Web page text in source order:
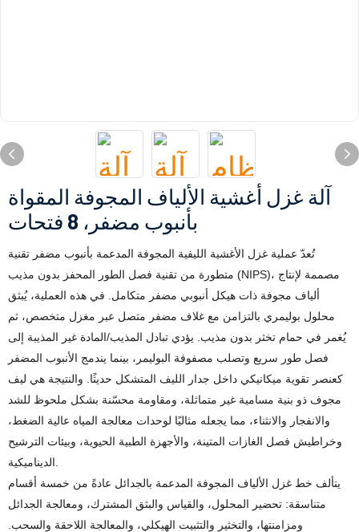
آلة غزل أغشية الألياف المجوفة المقواة
بأنبوب مضفر، 8 فتحات
تُعدّ عملية غزل الأغشية الليفية المجوفة المدعمة بأنبوب مضفر تقنية
متطورة من تقنية فصل الطور المحفز بدون مذيب (NIPS)، مصممة لإنتاج
ألياف مجوفة ذات هيكل أنبوبي مضفر متكامل. في هذه العملية، يُبثق
محلول بوليمري بالتزامن مع غلاف مضفر متصل عبر مغزل متخصص، ثم
يُغمر في حمام تخثر بدون مذيب. يؤدي تبادل المذيب/المادة غير المذيبة إلى
فصل طور سريع وتصلب مصفوفة البوليمر، بينما يندمج الأنبوب المضفر
كعنصر تقوية ميكانيكي داخل جدار الليف المتشكل حديثًا. والنتيجة هي ليف
مجوف ذو بنية مسامية غير متماثلة، ومقاومة محسّنة بشكل ملحوظ للشد
والانفجار والانثناء، مما يجعله مثاليًا لوحدات معالجة المياه عالية الضغط،
وخراطيش فصل الغازات المتينة، والأجهزة الطبية الحيوية، وبيئات الترشيح
يتألف خط غزل الألياف المجوفة المدعمة بالجدائل عادةً من خمسة أقسام
متناسقة: تحضير المحلول، والقياس والبثق المشترك، ومعالجة الجدائل
ومزامنتها، والتخثير والتثبيت الهيكلي، والمعالجة اللاحقة والسحب.